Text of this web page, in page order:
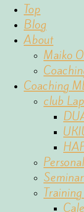
Top
Blog
About
Maiko
Coaching
club
Seminar
Training